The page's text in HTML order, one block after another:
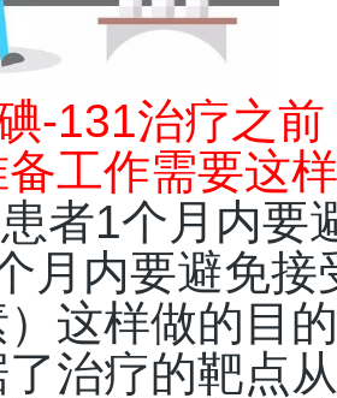
-131治疗之
工作需要这
1个月内要避
月内要避免
这样做的目
治疗的靶点